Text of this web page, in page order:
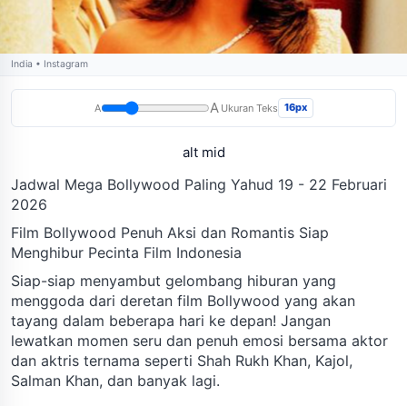
India • Instagram
A A Ukuran Teks 16px
alt mid
Jadwal Mega Bollywood Paling Yahud 19 - 22 Februari
2026
Film Bollywood Penuh Aksi dan Romantis Siap
Menghibur Pecinta Film Indonesia
Siap-siap menyambut gelombang hiburan yang
menggoda dari deretan film Bollywood yang akan
tayang dalam beberapa hari ke depan! Jangan
lewatkan momen seru dan penuh emosi bersama aktor
dan aktris ternama seperti Shah Rukh Khan, Kajol,
Salman Khan, dan banyak lagi.